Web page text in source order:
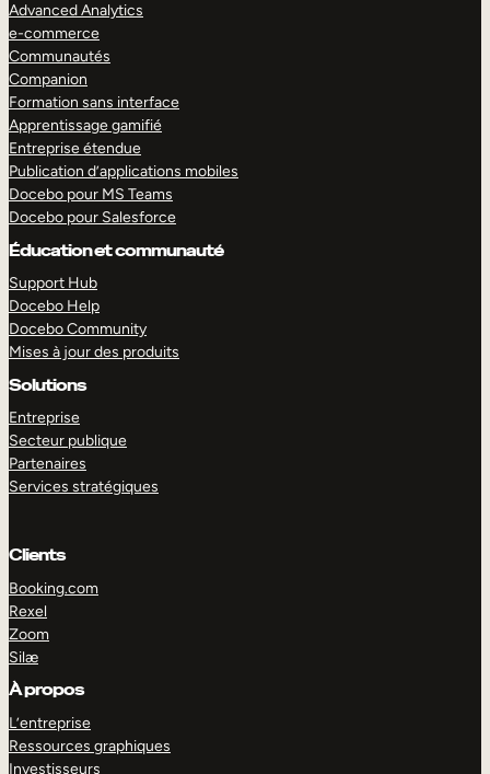
Advanced Analytics
e-commerce
Communautés
Companion
Formation sans interface
Apprentissage gamifié
Entreprise étendue
Publication d’applications mobiles
Docebo pour MS Teams
Docebo pour Salesforce
Éducation et communauté
Support Hub
Docebo Help
Docebo Community
Mises à jour des produits
Solutions
Entreprise
Secteur publique
Partenaires
Services stratégiques
Clients
Booking.com
Rexel
Zoom
Silæ
À propos
L’entreprise
Ressources graphiques
Investisseurs